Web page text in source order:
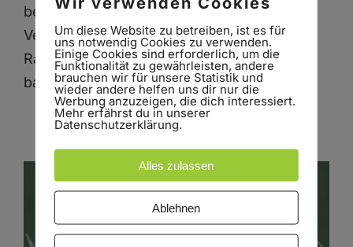
besseres Verständnis menschlichen
Verhaltens und der organisatorischen
Rahmenbedingungen zu verbessern. HOP
basiert auf der Erkenntnis, dass[...]
Um diese Website zu betreiben, ist es für
uns notwendig Cookies zu verwenden.
Einige Cookies sind erforderlich, um die
Funktionalität zu gewährleisten, andere
brauchen wir für unsere Statistik und
wieder andere helfen uns dir nur die
Werbung anzuzeigen, die dich interessiert.
Mehr erfährst du in unserer
Datenschutzerklärung.
Alles zulassen
Ablehnen